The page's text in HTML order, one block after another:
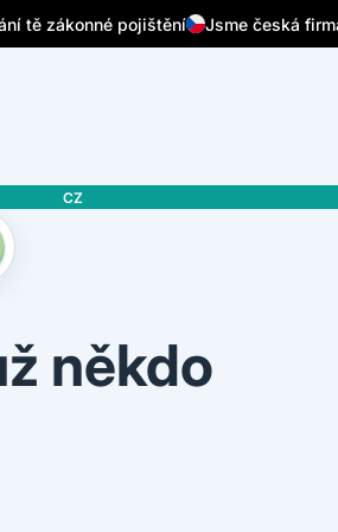
tě zákonné pojištění Jsme česká
CZ
někdo